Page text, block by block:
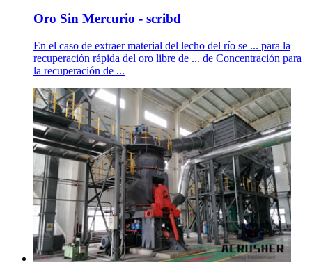
Oro Sin Mercurio - scribd
En el caso de extraer material del lecho del río se ... para la
recuperación rápida del oro libre de ... de Concentración para
la recuperación de ...